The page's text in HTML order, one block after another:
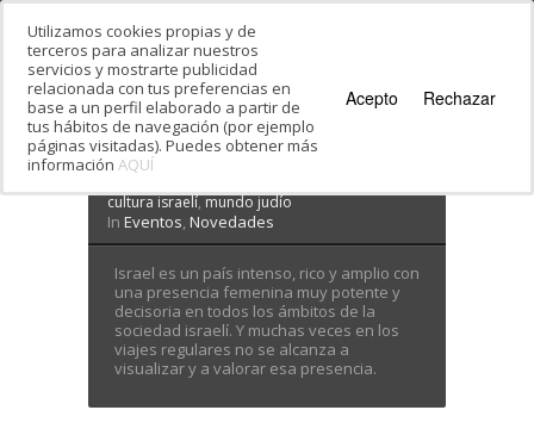
Estás en: Inicio · Eventos
ISRAEL DESDE LA MIRADA DE MUJER
Hebreo Vivo
07 Mar 2023
cultura israelí,mundo judío
In Eventos,Novedades
Israel es un país intenso, rico y amplio con
una presencia femenina muy potente y
decisoria en todos los ámbitos de la
sociedad israelí. Y muchas veces en los
viajes regulares no se alcanza a
visualizar y a valorar esa presencia.
Utilizamos cookies propias y de
terceros para analizar nuestros
servicios y mostrarte publicidad
relacionada con tus preferencias en
base a un perfil elaborado a partir de
tus hábitos de navegación (por ejemplo
páginas visitadas). Puedes obtener más
información AQUÍ
Acepto Rechazar